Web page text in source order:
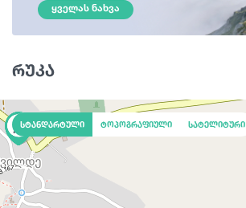
ᲧᲕᲔᲚᲐᲡ ᲜᲐᲮᲕᲐ
რუკა
სტანდარტული ტოპოგრაფიული სატელიტური